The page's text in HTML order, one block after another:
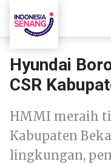
Hyundai
CSR
HMMI meraih
Kabupaten
lingkungan,